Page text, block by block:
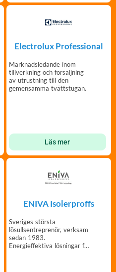
Electrolux Professional
Marknadsledande inom
tillverkning och försäljning
av utrustning till den
gemensamma tvättstugan.
Läs mer
ENIVA Isolerproffs
Sveriges största
lösullsentreprenör, verksam
sedan 1983.
Energieffektiva lösningar för